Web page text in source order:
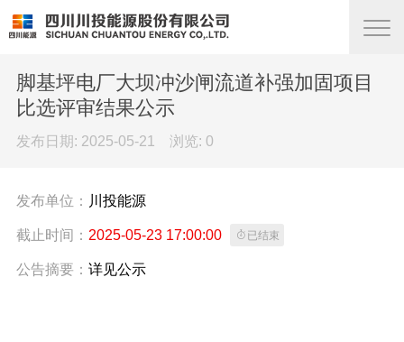
脚基坪电厂大坝冲沙闸流道补强加固项目
比选评审结果公示
发布日期: 2025-05-21 浏览: 0
发布单位： 川投能源
截止时间： 2025-05-23 17:00:00  已结束
公告摘要： 详见公示